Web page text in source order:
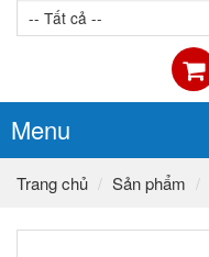
Menu
Trang chủ Sản phẩm